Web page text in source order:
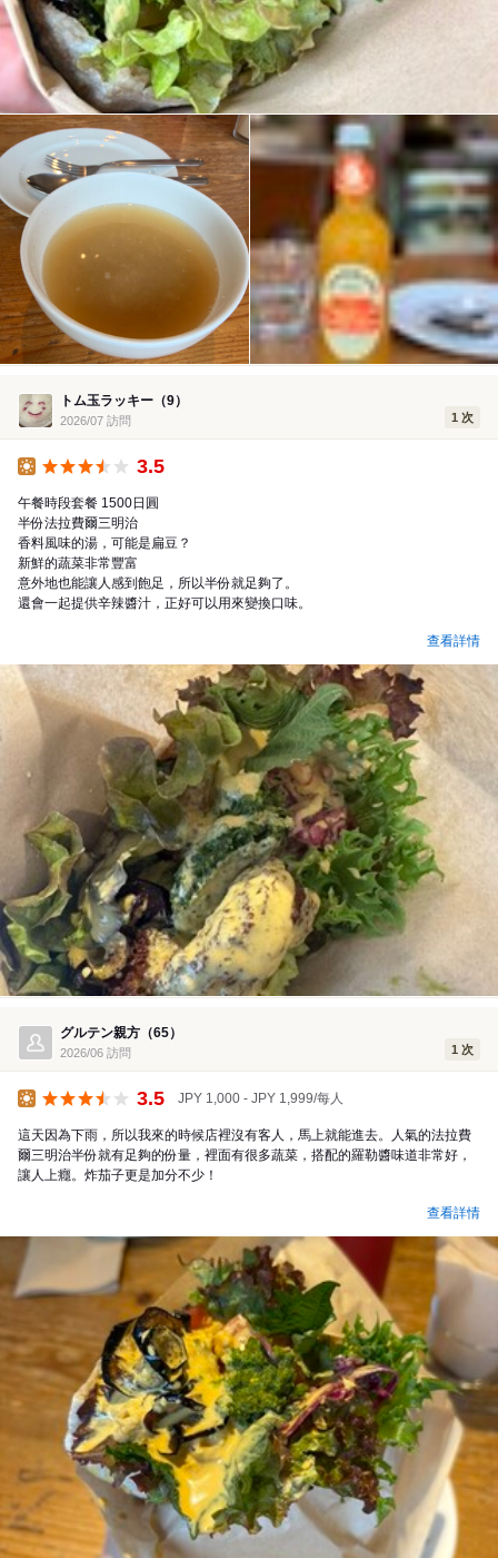
トム玉ラッキー（9）
2026/07 訪問 1 次
3.5
午餐時段套餐 1500日圓
半份法拉費爾三明治
香料風味的湯，可能是扁豆？
新鮮的蔬菜非常豐富
意外地也能讓人感到飽足，所以半份就足夠了。
還會一起提供辛辣醬汁，正好可以用來變換口味。
查看詳情
グルテン親方（65）
2026/06 訪問 1 次
3.5 JPY 1,000 - JPY 1,999/每人
這天因為下雨，所以我來的時候店裡沒有客人，馬上就能進去。人氣的法拉費
爾三明治半份就有足夠的份量，裡面有很多蔬菜，搭配的羅勒醬味道非常好，
讓人上癮。炸茄子更是加分不少！
查看詳情